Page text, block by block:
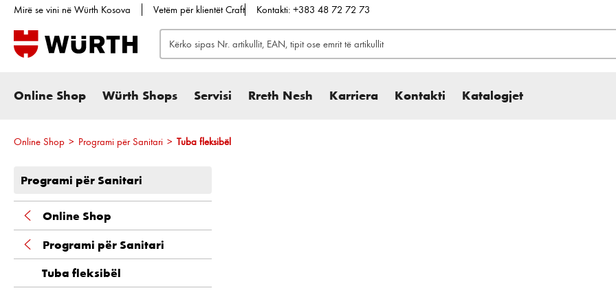
kërkimi Kalo te navigimi kryesor
Mirë se vini në Würth Kosova Vetëm për klientët Craft Kontakti: +383 48 72 72 73
Online Shop Würth Shops Servisi Rreth Nesh Karriera Kontakti Katalogjet
Online Shop > Programi për Sanitari > Tuba fleksibël
Programi për Sanitari
Online Shop
Programi për Sanitari
Tuba fleksibël